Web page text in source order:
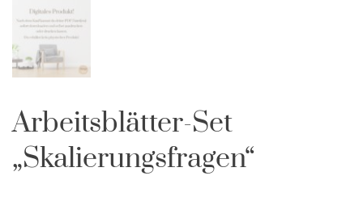
Arbeitsblätter-Set
„Skalierungsfragen“